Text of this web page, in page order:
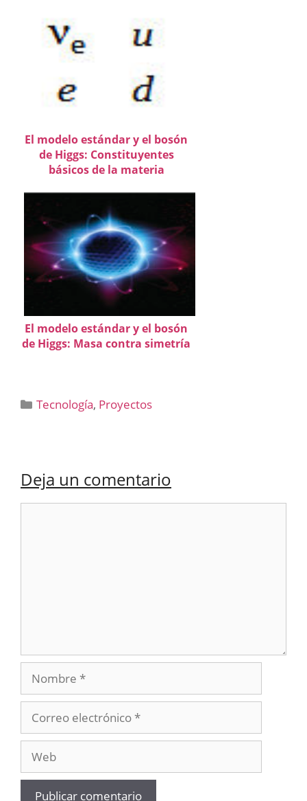
El modelo estándar y el bosón
de Higgs: Constituyentes
básicos de la materia
El modelo estándar y el bosón
de Higgs: Masa contra simetría
Categorías
Tecnología, Proyectos
Deja un comentario
Nombre
electrónico